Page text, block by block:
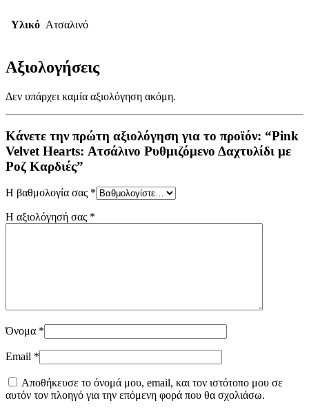
Υλικό Ατσαλινό
Αξιολογήσεις
Δεν υπάρχει καμία αξιολόγηση ακόμη.
Κάνετε την πρώτη αξιολόγηση για το προϊόν: “Pink
Velvet Hearts: Ατσάλινο Ρυθμιζόμενο Δαχτυλίδι με
Ροζ Καρδιές”
Η βαθμολογία σας *
Η αξιολόγησή σας *
Όνομα *
Email *
Αποθήκευσε το όνομά μου, email, και τον ιστότοπο μου σε
αυτόν τον πλοηγό για την επόμενη φορά που θα σχολιάσω.